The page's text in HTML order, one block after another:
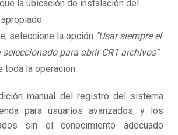
la ubicación de instalación del
seleccione la opción "Usar siempre el
para abrir CR1 archivos"
toda la operación.
manual del registro del sistema
para usuarios avanzados, y los
sin el conocimiento adecuado